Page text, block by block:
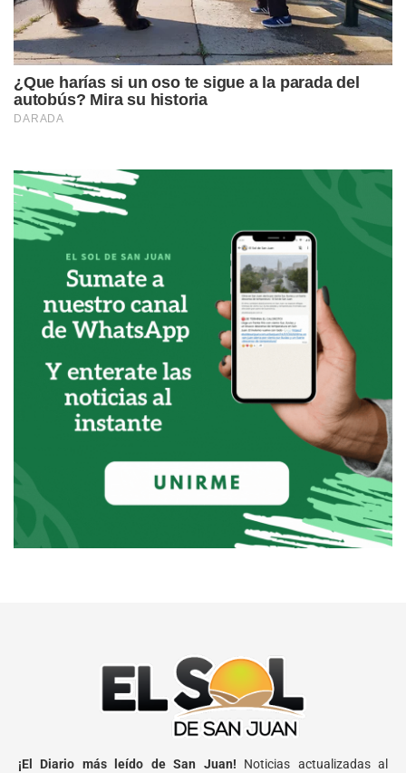
¡El Diario más leído de San Juan! Noticias actualizadas al